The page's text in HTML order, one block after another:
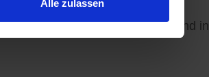
Alle zulassen
Webseite, in unseren Apps und in